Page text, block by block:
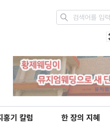
홍기 칼럼 한 장의 지혜